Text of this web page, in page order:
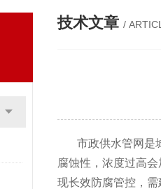
技术文章 /
市政供水管网是
腐蚀性，浓度过高
现长效防腐管控，